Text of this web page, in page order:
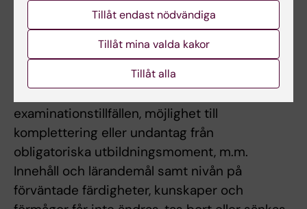
Om det föreligger särskilda skäl, eller behov av
anpassning för student med
funktionsnedsättning får examinator fatta
beslut om att frångå kursplanens föreskrifter
examinationstillfällen, möjlighet till
komplettering eller undantag från
obligatoriska utbildningsmoment, m.m.
Innehåll och lärandemål samt nivån på
förväntade färdigheter, kunskaper och
Tillåt endast nödvändiga
Tillåt mina valda kakor
Tillåt alla